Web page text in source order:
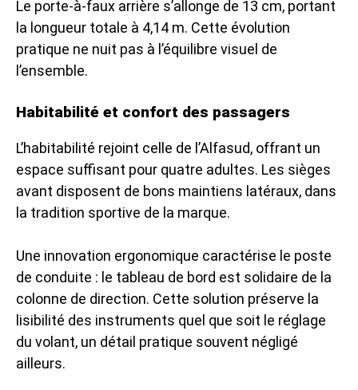
Le porte-à-faux arrière s’allonge de 13 cm, portant
la longueur totale à 4,14 m. Cette évolution
pratique ne nuit pas à l’équilibre visuel de
l’ensemble.
Habitabilité et confort des passagers
L’habitabilité rejoint celle de l’Alfasud, offrant un
espace suffisant pour quatre adultes. Les sièges
avant disposent de bons maintiens latéraux, dans
la tradition sportive de la marque.
Une innovation ergonomique caractérise le poste
de conduite : le tableau de bord est solidaire de la
colonne de direction. Cette solution préserve la
lisibilité des instruments quel que soit le réglage
du volant, un détail pratique souvent négligé
ailleurs.